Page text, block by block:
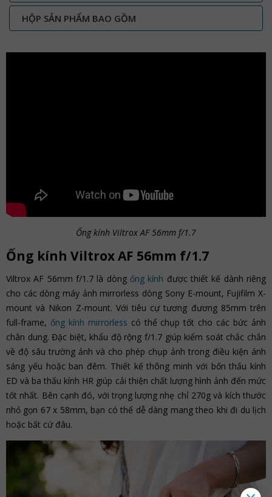
HỘP SẢN PHẨM BAO GỒM
Ống kính Viltrox AF 56mm f/1.7
Ống kính Viltrox AF 56mm f/1.7
Viltrox AF 56mm f/1.7 là dòng ống kính được thiết kế dành riêng
cho các dòng máy ảnh mirrorless dòng Sony E-mount, Fujifilm X-
mount và Nikon Z-mount. Với tiêu cự tương đương 85mm trên
full-frame, ống kính mirrorless có thể chụp tốt cho các bức ảnh
chân dung. Đặc biệt, khẩu độ rộng f/1.7 giúp kiểm soát chắc chắn
về độ sâu trường ảnh và cho phép chụp ảnh trong điều kiện ánh
sáng yếu hoặc ban đêm. Thiết kế thông minh với bốn thấu kính
ED và ba thấu kính HR giúp cải thiện chất lượng hình ảnh đến mức
tốt nhất. Bên cạnh đó, với trọng lượng nhẹ chỉ 270g và kích thước
nhỏ gọn 67 x 58mm, bạn có thể dễ dàng mang theo khi đi du lịch
hoặc bất cứ đâu.